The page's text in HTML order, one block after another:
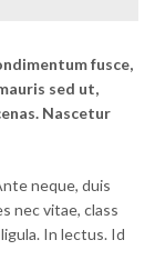
fusce,
sed ut,
Nascetur
neque, duis
nec vitae, class
In lectus. Id